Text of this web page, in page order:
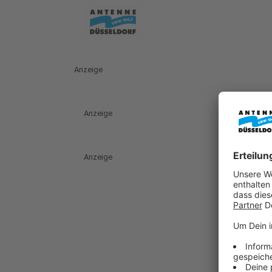
Anzeige
Anzeige
Anzeige